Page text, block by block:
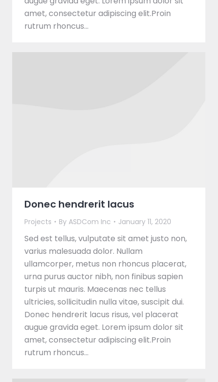
amet, consectetur adipiscing elit.Proin
rutrum rhoncus…
Donec hendrerit lacus
Projects By ASDCom Inc January 11, 2020
Sed est tellus, vulputate sit amet justo non,
varius malesuada dolor. Nullam
ullamcorper, metus non rhoncus placerat,
urna purus auctor nibh, non finibus sapien
turpis ut mauris. Maecenas nec tellus
ultricies, sollicitudin nulla vitae, suscipit dui.
Donec hendrerit lacus risus, vel placerat
augue gravida eget. Lorem ipsum dolor sit
amet, consectetur adipiscing elit.Proin
rutrum rhoncus…